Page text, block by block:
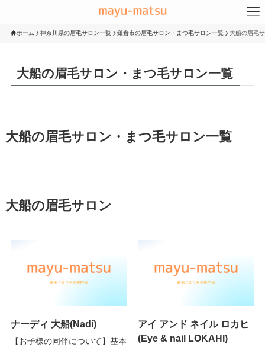
ホーム 神奈川県の眉毛サロン一覧 鎌倉市の眉毛サロン・まつ毛サロン一覧 大船の眉毛
大船の眉毛サロン・まつ毛サロン一覧
大船の眉毛サロン・まつ毛サロン一覧
大船の眉毛サロン
ナーディ 大船(Nadi)
【お子様の同伴について】基本
アイ アンド ネイル ロカヒ
(Eye & nail LOKAHI)